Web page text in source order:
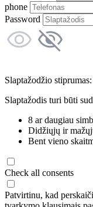
phone
Password
Slaptažodžio stiprumas:
Slaptažodis turi būti
8 ar daugiau
Didžiųjų ir
Bent vieno
Check all consents
Patvirtinu, kad